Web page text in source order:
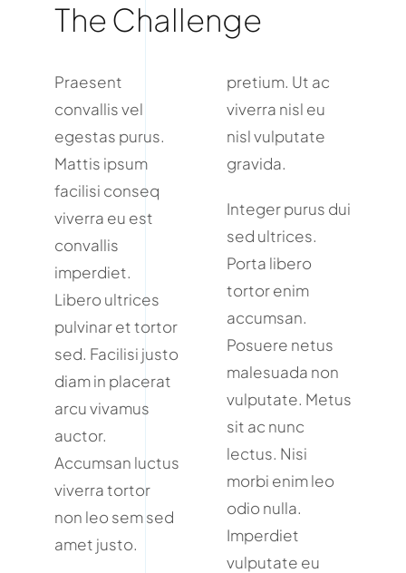
The Challenge
Praesent
convallis vel
egestas purus.
Mattis ipsum
facilisi conseq
viverra eu est
convallis
imperdiet.
Libero ultrices
pulvinar et tortor
sed. Facilisi justo
diam in placerat
arcu vivamus
auctor.
Accumsan luctus
viverra tortor
non leo sem sed
amet justo.
pretium. Ut ac
viverra nisl eu
nisl vulputate
gravida.
Integer purus dui
sed ultrices.
Porta libero
tortor enim
accumsan.
Posuere netus
malesuada non
vulputate. Metus
sit ac nunc
lectus. Nisi
morbi enim leo
odio nulla.
Imperdiet
vulputate eu